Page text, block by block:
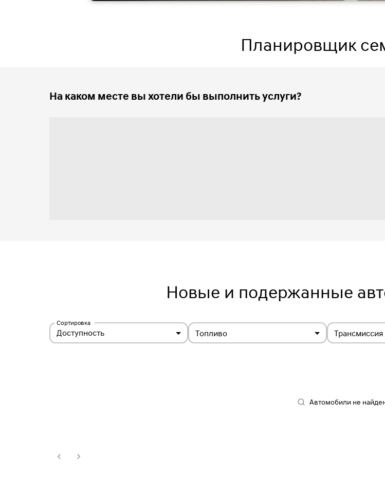
Планировщик
На каком месте вы хотели бы выполнить услуги?
Новые и подержанные
Сортировка
Доступность Топливо Трансмиссия
Автомобили не